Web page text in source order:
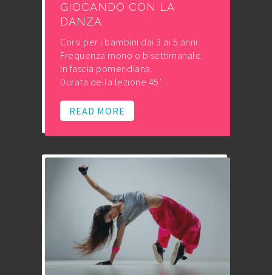
GIOCANDO CON LA
DANZA
Corsi per i bambini dai 3 ai 5 anni.
Frequenza mono o bisettimanale.
In fascia pomeridiana.
Durata della lezione 45’.
READ MORE